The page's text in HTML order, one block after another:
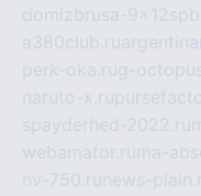
domizbrusa-
a380club.ru
perk-oka.rug-
naruto-x.ru
spayderhed-2022.ru
webamator.ru ma-
nv-750.ru news-